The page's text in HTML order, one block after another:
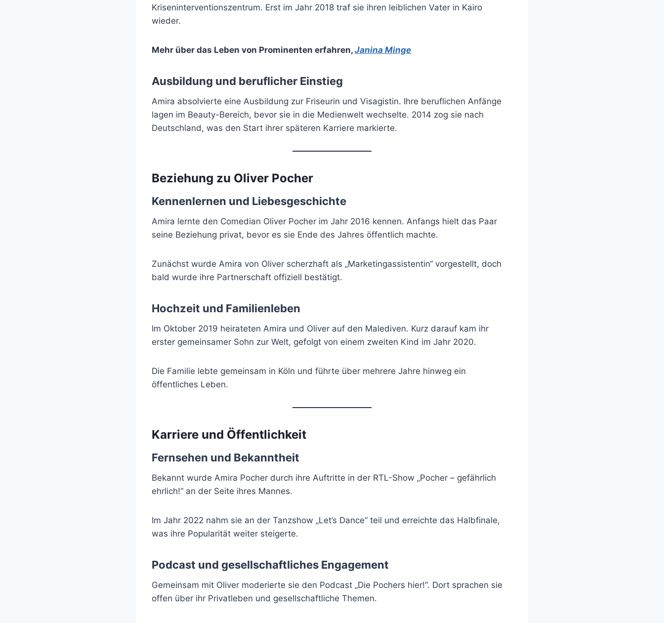
Kriseninterventionszentrum. Erst im Jahr 2018 traf sie ihren leiblichen Vater in Kairo
wieder.
Mehr über das Leben von Prominenten erfahren, Janina Minge
Ausbildung und beruflicher Einstieg
Amira absolvierte eine Ausbildung zur Friseurin und Visagistin. Ihre beruflichen Anfänge
lagen im Beauty-Bereich, bevor sie in die Medienwelt wechselte. 2014 zog sie nach
Deutschland, was den Start ihrer späteren Karriere markierte.
Beziehung zu Oliver Pocher
Kennenlernen und Liebesgeschichte
Amira lernte den Comedian Oliver Pocher im Jahr 2016 kennen. Anfangs hielt das Paar
seine Beziehung privat, bevor es sie Ende des Jahres öffentlich machte.
Zunächst wurde Amira von Oliver scherzhaft als „Marketingassistentin“ vorgestellt, doch
bald wurde ihre Partnerschaft offiziell bestätigt.
Hochzeit und Familienleben
Im Oktober 2019 heirateten Amira und Oliver auf den Malediven. Kurz darauf kam ihr
erster gemeinsamer Sohn zur Welt, gefolgt von einem zweiten Kind im Jahr 2020.
Die Familie lebte gemeinsam in Köln und führte über mehrere Jahre hinweg ein
öffentliches Leben.
Karriere und Öffentlichkeit
Fernsehen und Bekanntheit
Bekannt wurde Amira Pocher durch ihre Auftritte in der RTL-Show „Pocher – gefährlich
ehrlich!“ an der Seite ihres Mannes.
Im Jahr 2022 nahm sie an der Tanzshow „Let’s Dance“ teil und erreichte das Halbfinale,
was ihre Popularität weiter steigerte.
Podcast und gesellschaftliches Engagement
Gemeinsam mit Oliver moderierte sie den Podcast „Die Pochers hier!“. Dort sprachen sie
offen über ihr Privatleben und gesellschaftliche Themen.